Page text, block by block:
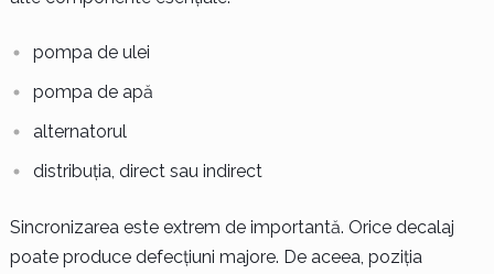
pompa de ulei
pompa de apă
alternatorul
distribuția, direct sau indirect
Sincronizarea este extrem de importantă. Orice decalaj
poate produce defecțiuni majore. De aceea, poziția